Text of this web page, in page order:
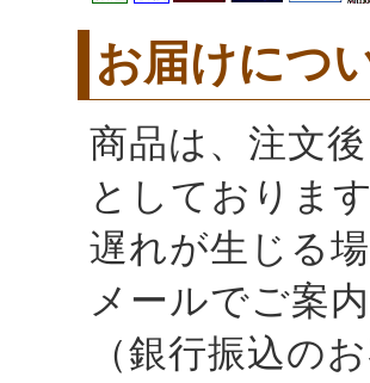
お届けにつ
商品は、注文
としております
遅れが生じる
メールでご案
（銀行振込の